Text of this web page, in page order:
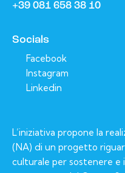
+39 081 658 38 10
Socials
Facebook
Instagram
Linkedin
L’iniziativa propone la
(NA) di un progetto
culturale per sostenere e